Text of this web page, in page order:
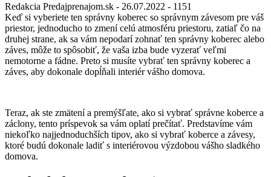
Redakcia Predajprenajom.sk - 26.07.2022 - 1151
Keď si vyberiete ten správny koberec so správnym závesom pre váš
priestor, jednoducho to zmení celú atmosféru priestoru, zatiaľ čo na
druhej strane, ak sa vám nepodarí zohnať ten správny koberec alebo
záves, môže to spôsobiť, že vaša izba bude vyzerať veľmi
nemotorne a fádne. Preto si musíte vybrať ten správny koberec a
záves, aby dokonale dopĺňali interiér vášho domova.
Teraz, ak ste zmätení a premýšľate, ako si vybrať správne koberce a
záclony, tento príspevok sa vám oplatí prečítať. Predstavíme vám
niekoľko najjednoduchších tipov, ako si vybrať koberce a závesy,
ktoré budú dokonale ladiť s interiérovou výzdobou vášho sladkého
domova.